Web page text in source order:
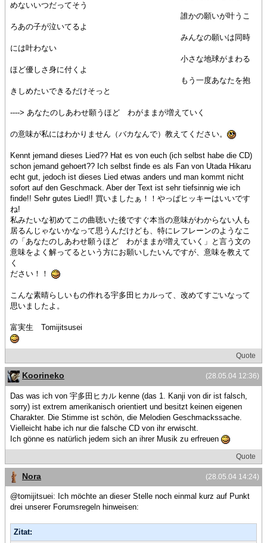
めないいつだってそう
誰かの願いが叶うこ
ろあの子が泣いてるよ
みんなの願いは同時
には叶わない
小さな地球がまわる
ほど優しさ身に付くよ
もう一度あなたを抱
きしめたいできるだけそっと
----> あなたのしあわせ願うほど わがままが増えていく
の意味が私にはわかりません（バカなんで）教えてください。
Kennt jemand dieses Lied?? Hat es von euch (ich selbst habe die CD)
schon jemand gehoert?? Ich selbst finde es als Fan von Utada Hikaru
echt gut, jedoch ist dieses Lied etwas anders und man kommt nicht
sofort auf den Geschmack. Aber der Text ist sehr tiefsinnig wie ich
finde!! Sehr gutes Lied!! 買いましたぁ！！やっぱヒッキーはいいです
ね!
私みたいな初めてこの曲聴いた後ですぐ本当の意味がわからない人も
居るんじゃないかなって思うんだけども、特にレフレーンのようなこ
の「あなたのしあわせ願うほど わがままが増えていく」と言う文の
意味をよく解ってるという方にお願いしたいんですが、意味を教えて
く
ださい！！
こんな素晴らしいもの作れる宇多田ヒカルって、改めてすごいなって
思いましたよ。
富実生 Tomijitsusei
Quote
(28.05.04 12:36)
Koorineko
Das was ich von 宇多田ヒカル kenne (das 1. Kanji von dir ist falsch,
sorry) ist extrem amerikanisch orientiert und besitzt keinen eigenen
Charakter. Die Stimme ist schön, die Melodien Geschmackssache.
Vielleicht habe ich nur die falsche CD von ihr erwischt.
Ich gönne es natürlich jedem sich an ihrer Musik zu erfreuen
Quote
(28.05.04 14:24)
Nora
@tomijitsuei: Ich möchte an dieser Stelle noch einmal kurz auf Punkt
drei unserer Forumsregeln hinweisen:
Zitat: